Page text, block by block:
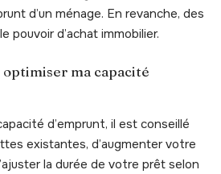
d’un ménage. En revanche, des
pouvoir d’achat immobilier.
optimiser ma capacité
d’emprunt, il est conseillé
existantes, d’augmenter votre
la durée de votre prêt selon